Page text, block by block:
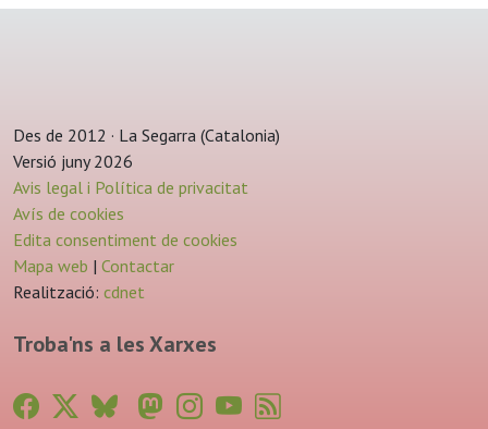
Des de 2012 · La Segarra (Catalonia)
Versió juny 2026
Avis legal i Política de privacitat
Avís de cookies
Edita consentiment de cookies
Mapa web | Contactar
Realització: cdnet
Troba'ns a les Xarxes